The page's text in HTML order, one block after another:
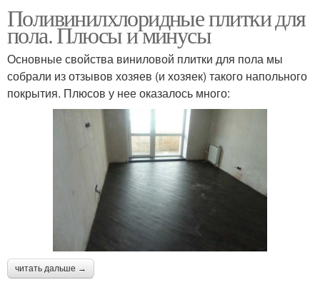
Поливинилхлоридные плитки для
пола. Плюсы и минусы
Основные свойства виниловой плитки для пола мы
собрали из отзывов хозяев (и хозяек) такого напольного
покрытия. Плюсов у нее оказалось много:
читать дальше →